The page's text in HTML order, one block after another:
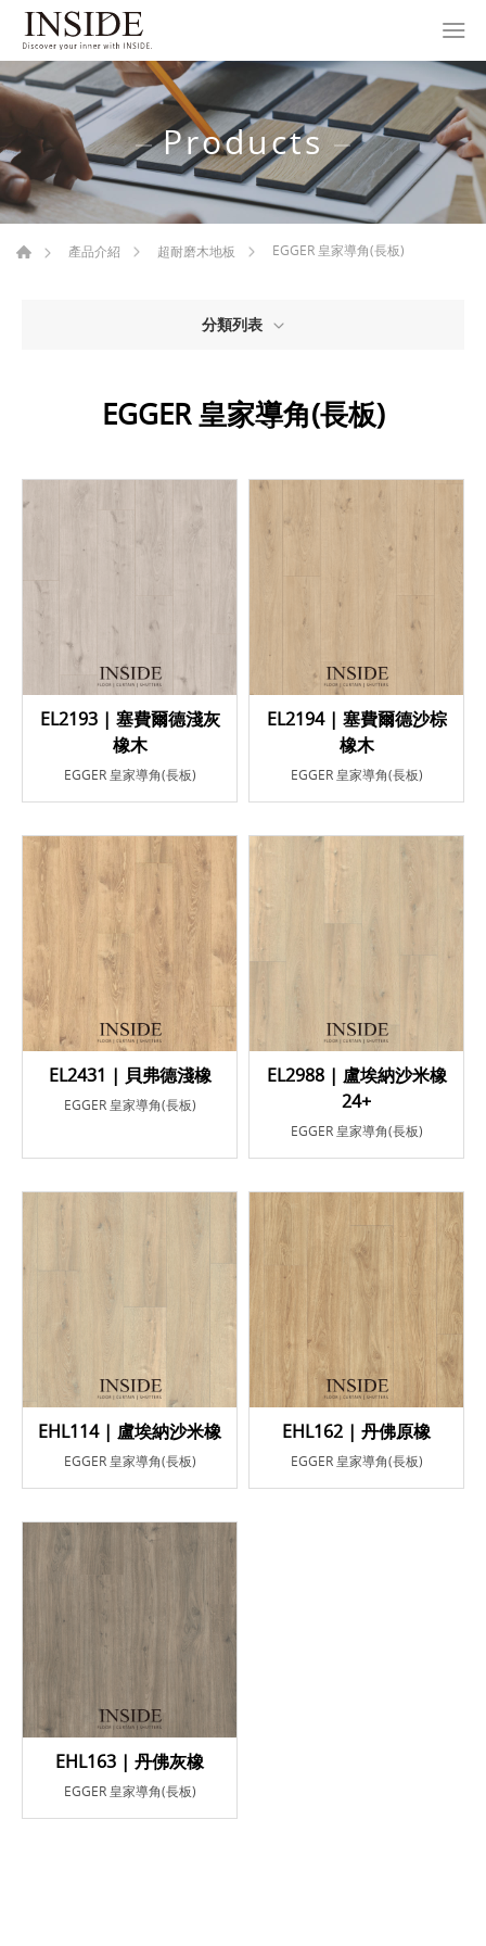
Products
產品介紹 超耐磨木地板 EGGER 皇家導角(長板)
分類列表
EGGER 皇家導角(長板)
EL2193 | 塞費爾德淺灰
橡木
EGGER 皇家導角(長板)
EL2194 | 塞費爾德沙棕
橡木
EGGER 皇家導角(長板)
EL2431 | 貝弗德淺橡
EGGER 皇家導角(長板)
EL2988 | 盧埃納沙米橡
24+
EGGER 皇家導角(長板)
EHL114 | 盧埃納沙米橡
EGGER 皇家導角(長板)
EHL162 | 丹佛原橡
EGGER 皇家導角(長板)
EHL163 | 丹佛灰橡
EGGER 皇家導角(長板)